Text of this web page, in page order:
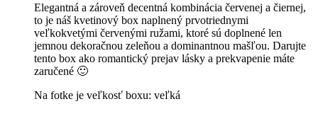
45.60 €
through
198.50 €
Elegantná a zároveň decentná kombinácia červenej a čiernej,
to je náš kvetinový box naplnený prvotriednymi
veľkokvetými červenými ružami, ktoré sú doplnené len
jemnou dekoračnou zeleňou a dominantnou mašľou. Darujte
tento box ako romantický prejav lásky a prekvapenie máte
zaručené 🙂
Na fotke je veľkosť boxu: veľká